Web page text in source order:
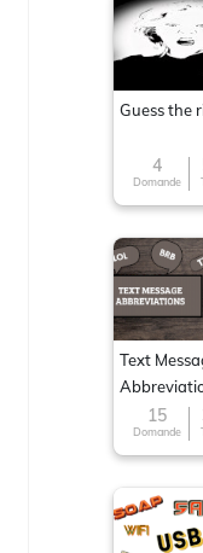
Guess the
4
Domande
Text
15
Domande